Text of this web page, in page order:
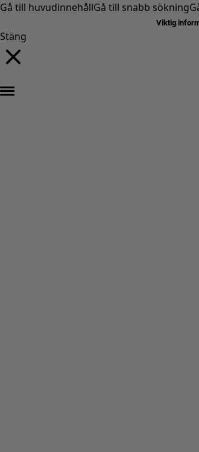
Gå till huvudinnehållGå till snabb sökning
Viktig
Stäng